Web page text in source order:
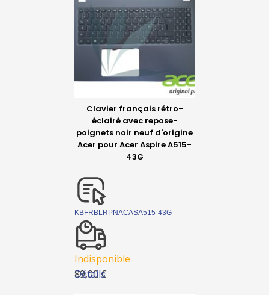
Détails
Clavier français rétro-
éclairé avec repose-
poignets noir neuf d'origine
Acer pour Acer Aspire A515-
43G
KBFRBLRPNACASA515-43G
Indisponible
89,00 €